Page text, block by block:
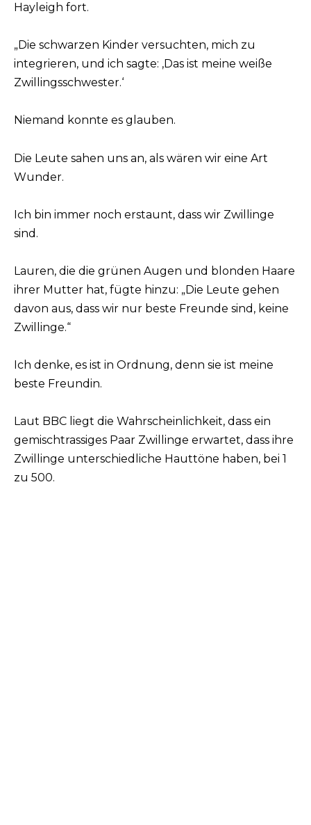
Hayleigh fort.
„Die schwarzen Kinder versuchten, mich zu
integrieren, und ich sagte: ‚Das ist meine weiße
Zwillingsschwester.‘
Niemand konnte es glauben.
Die Leute sahen uns an, als wären wir eine Art
Wunder.
Ich bin immer noch erstaunt, dass wir Zwillinge
sind.
Lauren, die die grünen Augen und blonden Haare
ihrer Mutter hat, fügte hinzu: „Die Leute gehen
davon aus, dass wir nur beste Freunde sind, keine
Zwillinge.“
Ich denke, es ist in Ordnung, denn sie ist meine
beste Freundin.
Laut BBC liegt die Wahrscheinlichkeit, dass ein
gemischtrassiges Paar Zwillinge erwartet, dass ihre
Zwillinge unterschiedliche Hauttöne haben, bei 1
zu 500.